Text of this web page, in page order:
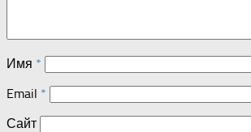
Имя *
Email *
Сайт